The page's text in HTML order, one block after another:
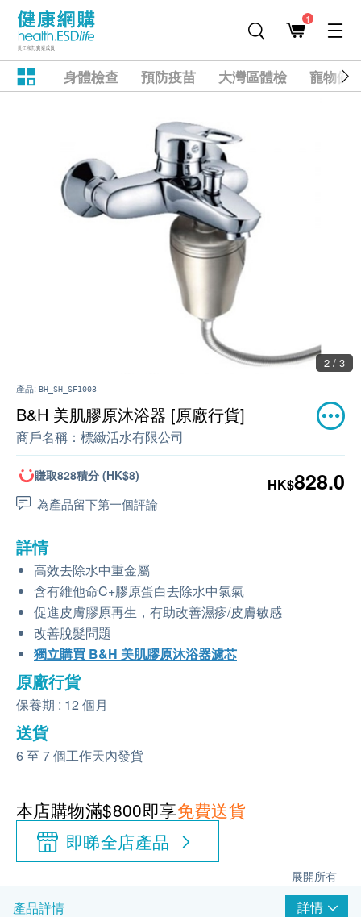
1
身體檢查 預防疫苗 大灣區體檢 寵物健
2 / 3
產品: BH_SH_SF1003
B&H 美肌膠原沐浴器 [原廠行貨]
商戶名稱： 標緻活水有限公司
賺取828積分 (HK$8)
為產品留下第一個評論
HK$828.0
詳情
高效去除水中重金屬
含有維他命C+膠原蛋白去除水中氯氣
促進皮膚膠原再生，有助改善濕疹/皮膚敏感
改善脫髮問題
獨立購買 B&H 美肌膠原沐浴器濾芯
原廠行貨
保養期 : 12 個月
送貨
6 至 7 個工作天內發貨
本店購物滿$800即享免費送貨
即睇全店產品
展開所有
產品詳情 詳情